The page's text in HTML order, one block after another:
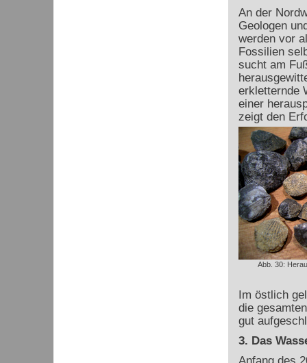
An der
Geologen
werden vor
Fossilien
sucht am
erkletternde
einer
zeigt den
Abb. 30:
Im östlich
die
gut
3. Das